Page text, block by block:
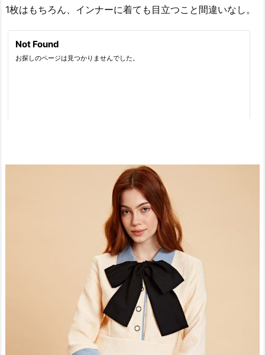
1枚はもちろん、インナーに着ても目立つこと間違いなし。